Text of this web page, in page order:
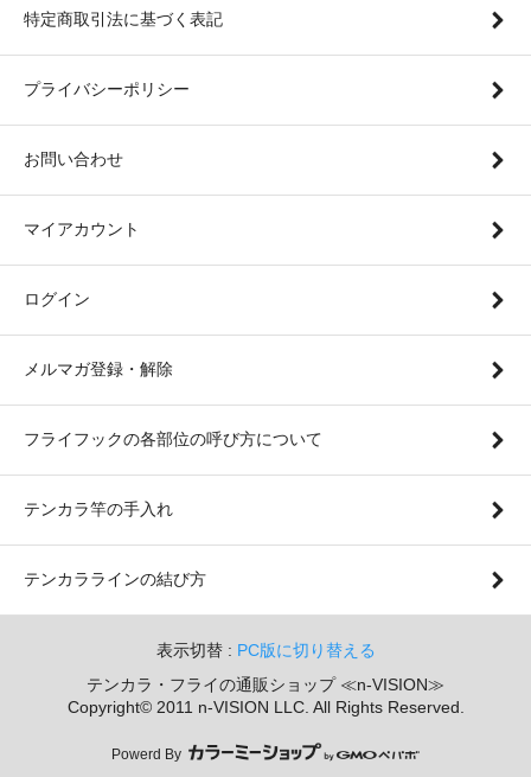
特定商取引法に基づく表記
プライバシーポリシー
お問い合わせ
マイアカウント
ログイン
メルマガ登録・解除
フライフックの各部位の呼び方について
テンカラ竿の手入れ
テンカララインの結び方
表示切替 : PC版に切り替える
テンカラ・フライの通販ショップ ≪n-VISION≫
Copyright© 2011 n-VISION LLC. All Rights Reserved.
Powerd By